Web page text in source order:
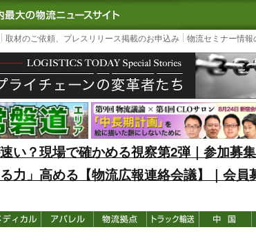
TODAY｜国内最大の物流ニュースサイト
3PL, SCMな
取材のご依頼、プレスリリース掲載のお申込み 物流セミナー情
い？現場で確かめる視察第2弾｜参加募
力」高める【物流広報連絡会議】｜会員